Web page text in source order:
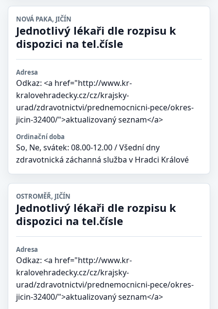
NOVÁ PAKA, JIČÍN
Jednotlivý lékaři dle rozpisu k
dispozici na tel.čísle
Adresa
Odkaz: <a href="http://www.kr-
kralovehradecky.cz/cz/krajsky-
urad/zdravotnictvi/prednemocnicni-pece/okres-
jicin-32400/">aktualizovaný seznam</a>
Ordinační doba
So, Ne, svátek: 08.00-12.00 / Všední dny
zdravotnická záchanná služba v Hradci Králové
OSTROMĚŘ, JIČÍN
Jednotlivý lékaři dle rozpisu k
dispozici na tel.čísle
Adresa
Odkaz: <a href="http://www.kr-
kralovehradecky.cz/cz/krajsky-
urad/zdravotnictvi/prednemocnicni-pece/okres-
jicin-32400/">aktualizovaný seznam</a>